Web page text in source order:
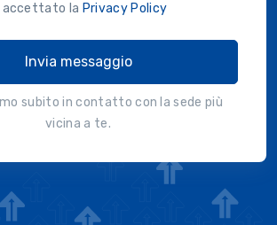
accettato la Privacy Policy
Invia messaggio
subito in contatto con la sede più
vicina a te.